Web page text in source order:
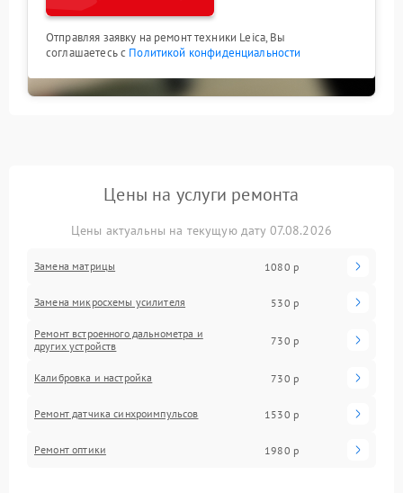
Отправляя заявку на ремонт техники Leica, Вы
соглашаетесь с Политикой конфиденциальности
Цены на услуги ремонта
Цены актуальны на текущую дату 07.08.2026
Замена матрицы 1080 р
Замена микросхемы усилителя 530 р
Ремонт встроенного дальнометра и
других устройств
730 р
Калибровка и настройка 730 р
Ремонт датчика синхроимпульсов 1530 р
Ремонт оптики 1980 р